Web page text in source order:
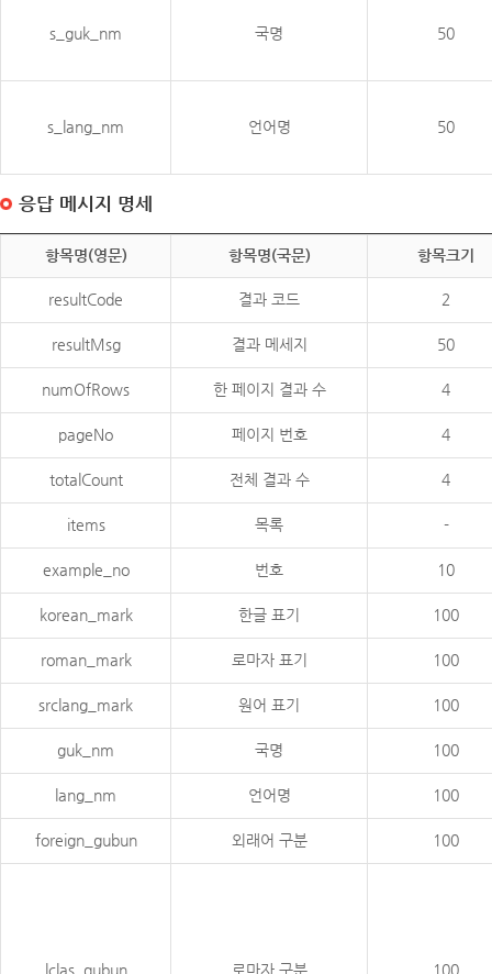
s_guk_nm 국명 50
s_lang_nm 언어명 50
응답 메시지 명세
항목명(영문) 항목명(국문) 항목크기
resultCode 결과 코드 2
resultMsg 결과 메세지 50
numOfRows 한 페이지 결과 수 4
pageNo 페이지 번호 4
totalCount 전체 결과 수 4
items 목록 -
example_no 번호 10
korean_mark 한글 표기 100
roman_mark 로마자 표기 100
srclang_mark 원어 표기 100
guk_nm 국명 100
lang_nm 언어명 100
foreign_gubun 외래어 구분 100
lclas_gubun 로마자 구분 100